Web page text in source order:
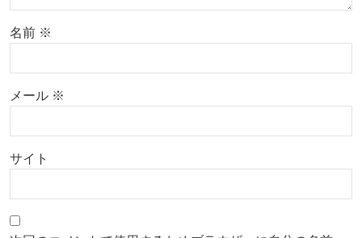
名前 ※
メール ※
サイト